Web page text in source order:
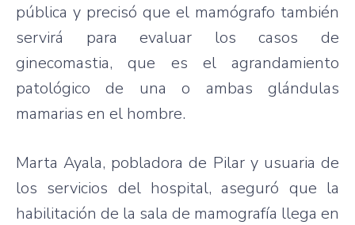
pública y precisó que el mamógrafo también
servirá para evaluar los casos de
ginecomastia, que es el agrandamiento
patológico de una o ambas glándulas
mamarias en el hombre.
Marta Ayala, pobladora de Pilar y usuaria de
los servicios del hospital, aseguró que la
habilitación de la sala de mamografía llega en